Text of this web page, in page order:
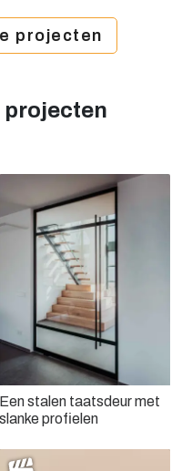
projecten
Een stalen taatsdeur met
slanke profielen